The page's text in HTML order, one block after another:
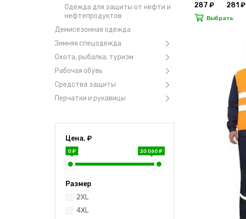
Одежда для защиты от нефти и
нефтепродуктов
Демисезонная одежда
Зимняя спецодежда
Охота, рыбалка, туризм
Рабочая обувь
Средства защиты
Перчатки и рукавицы
Цена, ₽
0 ₽ 20 060 ₽
Размер
2XL
4XL
287 ₽ 281 ₽
Выбрать